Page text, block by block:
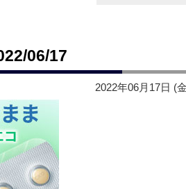
06/17
2022年06月17日 (